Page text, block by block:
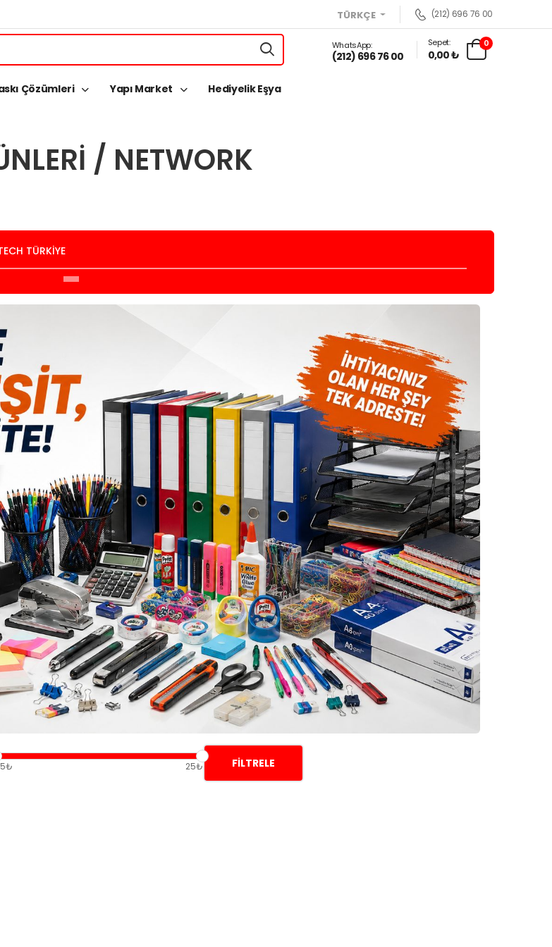
TÜRKÇE (212) 696 76 00
WhatsApp:
(212) 696 76 00
Sepet:
0,00 ₺
0
Çözümleri Yapı Market Hediyelik Eşya
/ NETWORK
TÜRKİYE
25₺ FILTRELE